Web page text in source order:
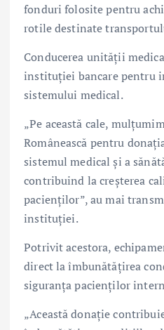
fonduri folosite pentru
rotile destinate
Conducerea unității
instituției bancare pentru
sistemului medical.
„Pe această cale,
Românească pentru
sistemul medical și a
contribuind la creșterea
pacienților”, au mai
instituției.
Potrivit acestora,
direct la îmbunătățirea
siguranța pacienților
„Această donație